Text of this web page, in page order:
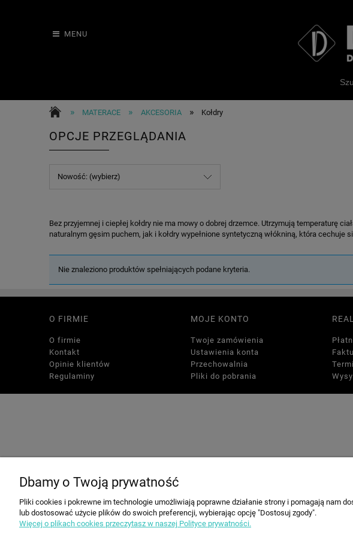
MENU
» MATERACE » AKCESORIA » Kołdry
OPCJE PRZEGLĄDANIA
Nowość: (wybierz)
Bez przyjemnej i ciepłej kołdry nie ma mowy o dobrej drzemce. Utrzymują temperaturę
naturalnym gęsim puchem, jak i kołdry wypełnione syntetyczną włókniną, która
Nie znaleziono produktów spełniających podane kryteria.
O FIRMIE
O firmie
Kontakt
Opinie klientów
Regulaminy
MOJE KONTO
Twoje zamówienia
Ustawienia konta
Przechowalnia
Pliki do pobrania
Dbamy o Twoją prywatność
Pliki cookies i pokrewne im technologie umożliwiają poprawne działanie strony i pomagają
lub dostosować użycie plików do swoich preferencji, wybierając opcję "Dostosuj zgody".
Więcej o plikach cookies przeczytasz w naszej Polityce prywatności.